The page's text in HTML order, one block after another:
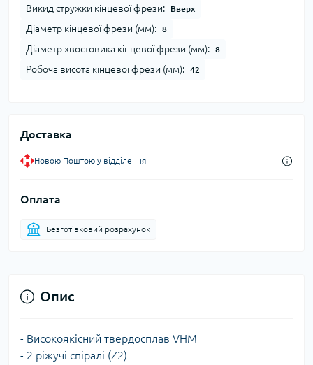
Викид стружки кінцевої фрези: Вверх
Діаметр кінцевої фрези (мм): 8
Діаметр хвостовика кінцевої фрези (мм): 8
Робоча висота кінцевої фрези (мм): 42
Доставка
Новою Поштою у відділення
Оплата
Безготівковий розрахунок
Опис
- Високоякісний твердосплав VHM
- 2 ріжучі спіралі (Z2)